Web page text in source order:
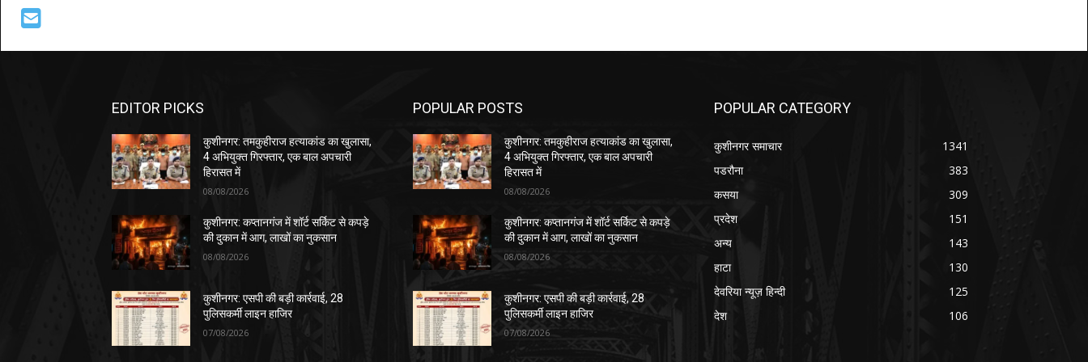
EDITOR PICKS
कुशीनगर: तमकुहीराज हत्याकांड का खुलासा,
4 अभियुक्त गिरफ्तार, एक बाल अपचारी
हिरासत में
08/08/2026
कुशीनगर: कप्तानगंज में शॉर्ट सर्किट से कपड़े
की दुकान में आग, लाखों का नुकसान
08/08/2026
कुशीनगर: एसपी की बड़ी कार्रवाई, 28
पुलिसकर्मी लाइन हाजिर
07/08/2026
POPULAR POSTS
कुशीनगर: तमकुहीराज हत्याकांड का खुलासा,
4 अभियुक्त गिरफ्तार, एक बाल अपचारी
हिरासत में
08/08/2026
कुशीनगर: कप्तानगंज में शॉर्ट सर्किट से कपड़े
की दुकान में आग, लाखों का नुकसान
08/08/2026
कुशीनगर: एसपी की बड़ी कार्रवाई, 28
पुलिसकर्मी लाइन हाजिर
07/08/2026
POPULAR CATEGORY
कुशीनगर समाचार
1341
पडरौना
383
कसया
309
प्रदेश
151
अन्य
143
हाटा
130
देवरिया न्यूज़ हिन्दी
125
देश
106